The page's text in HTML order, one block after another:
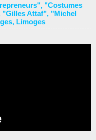
, "Costumes
"Gilles Attaf", "Michel
, Limoges